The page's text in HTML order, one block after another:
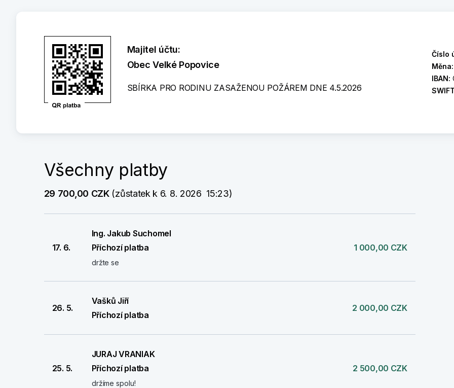
Majitel účtu:
Obec Velké Popovice
SBÍRKA PRO RODINU ZASAŽENOU POŽÁREM DNE 4.5.2026
Číslo
Měna:
IBAN:
Všechny platby
29 700,00 CZK (zůstatek k 6. 8. 2026  15:23)
17. 6.
Ing. Jakub Suchomel
Příchozí platba
držte se
1 000,00 CZK
26. 5.
Vašků Jiří
Příchozí platba
2 000,00 CZK
25. 5.
JURAJ VRANIAK
Příchozí platba
držíme spolu!
2 500,00 CZK